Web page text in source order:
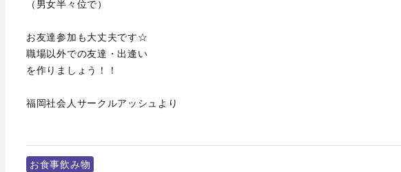
（男女半々位で）
お友達参加も大丈夫です☆
職場以外での友達・出逢い
を作りましょう！！
福岡社会人サークルアッシュより
お食事飲み物